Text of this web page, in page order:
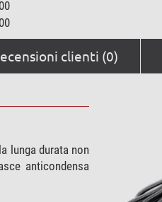
clienti (0)
lunga durata non
anticondensa